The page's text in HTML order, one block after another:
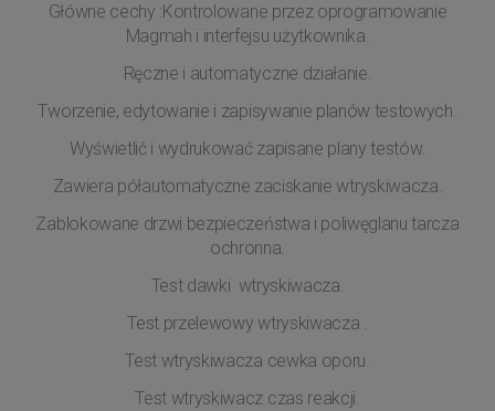
Główne cechy :Kontrolowane przez oprogramowanie
Magmah i interfejsu użytkownika.
Ręczne i automatyczne działanie.
Tworzenie, edytowanie i zapisywanie planów testowych.
Wyświetlić i wydrukować zapisane plany testów.
Zawiera półautomatyczne zaciskanie wtryskiwacza.
Zablokowane drzwi bezpieczeństwa i poliwęglanu tarcza
ochronna.
Test dawki wtryskiwacza.
Test przelewowy wtryskiwacza .
Test wtryskiwacza cewka oporu.
Test wtryskiwacz czas reakcji.